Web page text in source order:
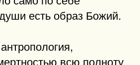
есть образ Божий.
всю полноту